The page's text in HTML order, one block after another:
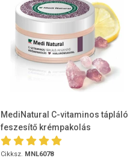
MediNatural C-vitaminos tápláló
feszesítő krémpakolás
Hialuronsavval 100ml
Cikksz. MNL6078